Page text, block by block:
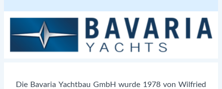
Die Bavaria Yachtbau GmbH wurde 1978 von Wilfried